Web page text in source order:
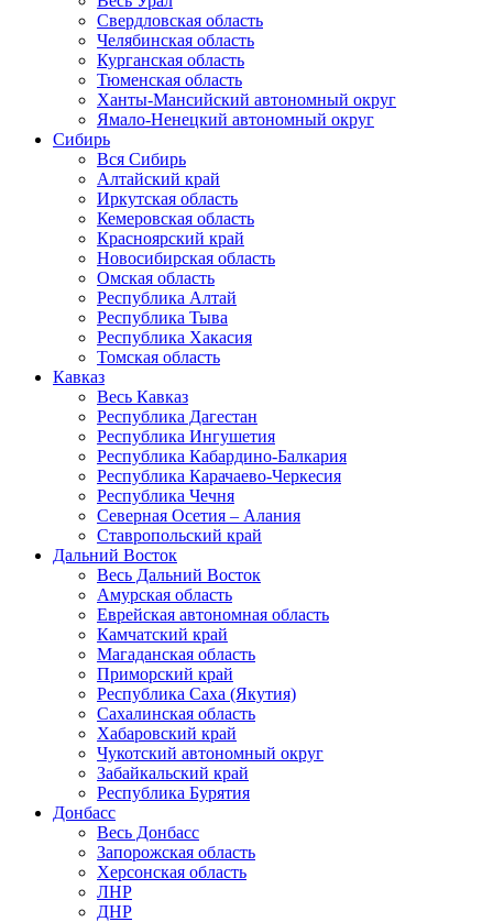
Свердловская область
Челябинская область
Курганская область
Тюменская область
Ханты-Мансийский автономный округ
Ямало-Ненецкий автономный округ
Сибирь
Вся Сибирь
Алтайский край
Иркутская область
Кемеровская область
Красноярский край
Новосибирская область
Омская область
Республика Алтай
Республика Тыва
Республика Хакасия
Томская область
Кавказ
Весь Кавказ
Республика Дагестан
Республика Ингушетия
Республика Кабардино-Балкария
Республика Карачаево-Черкесия
Республика Чечня
Северная Осетия – Алания
Ставропольский край
Дальний Восток
Весь Дальний Восток
Амурская область
Еврейская автономная область
Камчатский край
Магаданская область
Приморский край
Республика Саха (Якутия)
Сахалинская область
Хабаровский край
Чукотский автономный округ
Забайкальский край
Республика Бурятия
Донбасс
Весь Донбасс
Запорожская область
Херсонская область
ЛНР
ДНР